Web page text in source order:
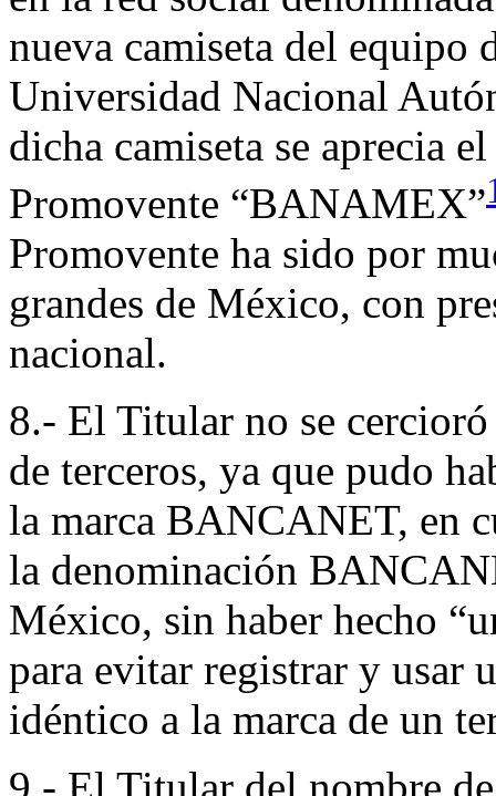
nueva camiseta del equipo
Universidad Nacional
dicha camiseta se aprecia
Promovente “BANAMEX”
Promovente ha sido por
grandes de México, con
nacional.
8.- El Titular no se
de terceros, ya que pudo
la marca BANCANET, en
la denominación
México, sin haber hecho
para evitar registrar y usar
idéntico a la marca de un
9.- El Titular del nombre